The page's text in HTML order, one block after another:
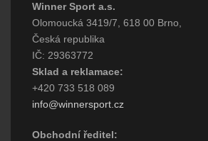
Winner Sport a.s.
Olomoucká 3419/7, 618 00 Brno,
Česká republika
IČ: 29363772
Sklad a reklamace:
+420 733 518 089
info@winnersport.cz
Obchodní ředitel: